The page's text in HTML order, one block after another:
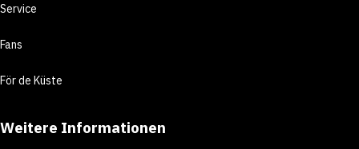
Service
Fans
För de Küste
Weitere Informationen